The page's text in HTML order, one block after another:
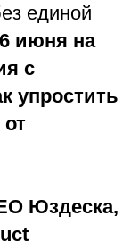
единой
июня на
с
упростить
Юздеска,